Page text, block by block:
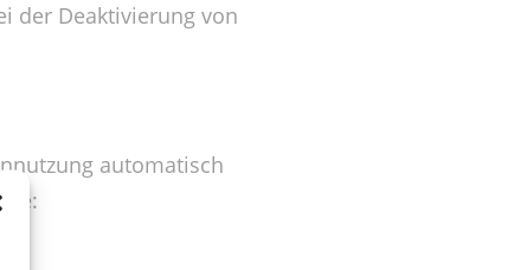
der Deaktivierung von
automatisch